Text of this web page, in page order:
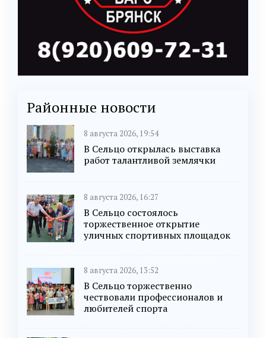
Районные новости
8 августа 2026, 19:54
В Сельцо открылась выставка
работ талантливой землячки
8 августа 2026, 16:27
В Сельцо состоялось
торжественное открытие
уличных спортивных площадок
8 августа 2026, 13:52
В Сельцо торжественно
чествовали профессионалов и
любителей спорта